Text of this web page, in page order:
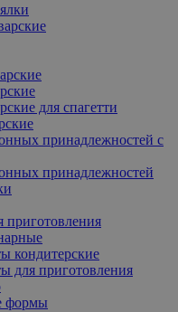
для спагетти
принадлежностей с
принадлежностей
приготовления
кондитерские
для приготовления
формы